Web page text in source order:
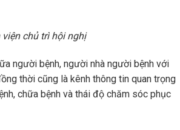
viện chủ trì hội nghị
người bệnh, người nhà người bệnh với
thời cũng là kênh thông tin quan trọng
chữa bệnh và thái độ chăm sóc phục